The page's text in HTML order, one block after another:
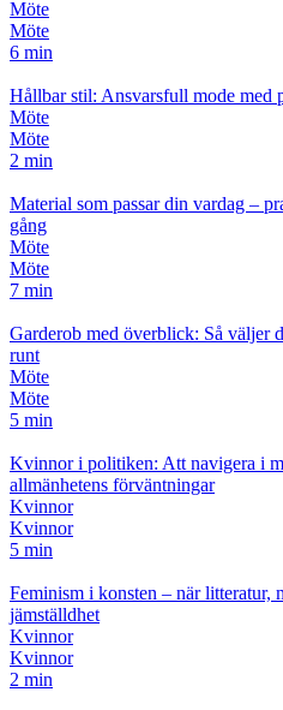
Möte
Möte
6 min
Hållbar stil: Ansvarsfull mode med
Möte
Möte
2 min
Material som passar din vardag –
gång
Möte
Möte
7 min
Garderob med överblick: Så väljer
runt
Möte
Möte
5 min
Kvinnor i politiken: Att navigera i
allmänhetens förväntningar
Kvinnor
Kvinnor
5 min
Feminism i konsten – när litteratur,
jämställdhet
Kvinnor
Kvinnor
2 min